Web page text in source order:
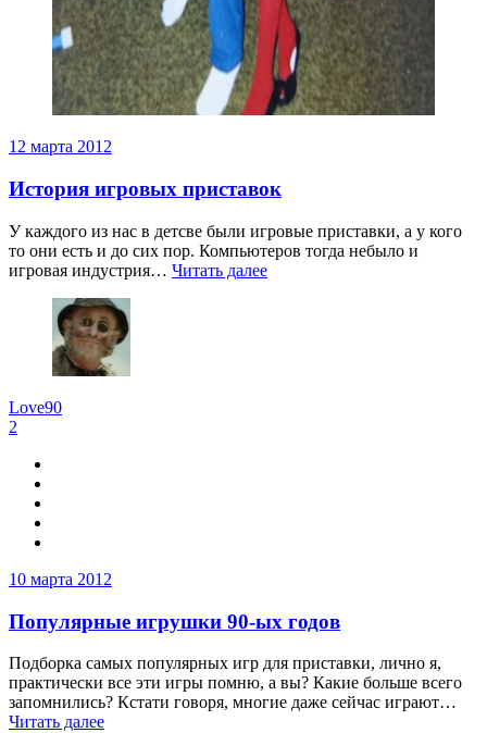
12 марта 2012
История игровых приставок
У каждого из нас в детсве были игровые приставки, а у кого
то они есть и до сих пор. Компьютеров тогда небыло и
игровая индустрия… Читать далее
Love90
2
10 марта 2012
Популярные игрушки 90-ых годов
Подборка самых популярных игр для приставки, лично я,
практически все эти игры помню, а вы? Какие больше всего
запомнились? Кстати говоря, многие даже сейчас играют…
Читать далее